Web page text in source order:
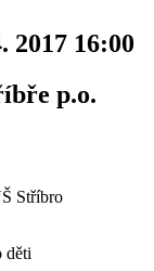
2017 16:00
p.o.
Stříbro
děti